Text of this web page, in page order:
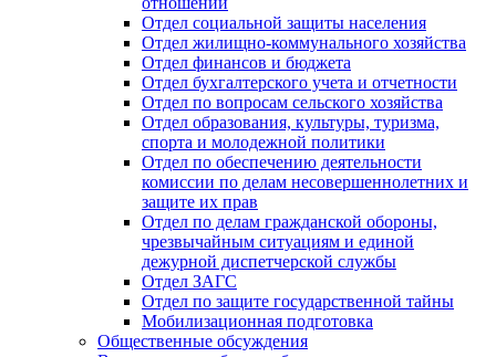
Отдел социальной защиты населения
Отдел жилищно-коммунального хозяйства
Отдел финансов и бюджета
Отдел бухгалтерского учета и отчетности
Отдел по вопросам сельского хозяйства
Отдел образования, культуры, туризма,
спорта и молодежной политики
Отдел по обеспечению деятельности
комиссии по делам несовершеннолетних и
защите их прав
Отдел по делам гражданской обороны,
чрезвычайным ситуациям и единой
дежурной диспетчерской службы
Отдел ЗАГС
Отдел по защите государственной тайны
Мобилизационная подготовка
Общественные обсуждения